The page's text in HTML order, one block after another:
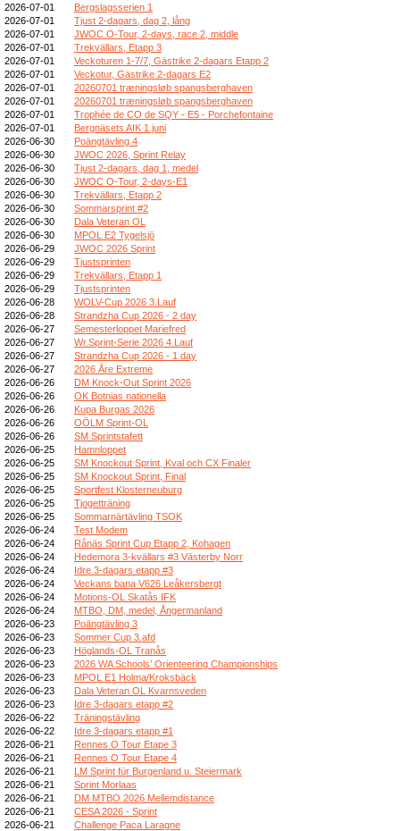
2026-07-01
Bergslagsserien 1
2026-07-01
Tjust 2-dagars, dag 2, lång
2026-07-01
JWOC O-Tour, 2-days, race 2, middle
2026-07-01
Trekvällars, Etapp 3
2026-07-01
Veckoturen 1-7/7, Gästrike 2-dagars Etapp 2
2026-07-01
Veckotur, Gästrike 2-dagars E2
2026-07-01
20260701 træningsløb spangsberghaven
2026-07-01
20260701 træningsløb spangsberghaven
2026-07-01
Trophée de CO de SQY - E5 - Porchefontaine
2026-07-01
Bergnäsets AIK 1 juni
2026-06-30
Poängtävling 4
2026-06-30
JWOC 2026, Sprint Relay
2026-06-30
Tjust 2-dagars, dag 1, medel
2026-06-30
JWOC O-Tour, 2-days-E1
2026-06-30
Trekvällars, Etapp 2
2026-06-30
Sommarsprint #2
2026-06-30
Dala Veteran OL
2026-06-30
MPOL E2 Tygelsjö
2026-06-29
JWOC 2026 Sprint
2026-06-29
Tjustsprinten
2026-06-29
Trekvällars, Etapp 1
2026-06-29
Tjustsprinten
2026-06-28
WOLV-Cup 2026 3.Lauf
2026-06-28
Strandzha Cup 2026 - 2 day
2026-06-27
Semesterloppet Mariefred
2026-06-27
Wr.Sprint-Serie 2026 4.Lauf
2026-06-27
Strandzha Cup 2026 - 1 day
2026-06-27
2026 Åre Extreme
2026-06-26
DM Knock-Out Sprint 2026
2026-06-26
OK Botnias nationella
2026-06-26
Kupa Burgas 2026
2026-06-26
OÖLM Sprint-OL
2026-06-26
SM Sprintstafett
2026-06-25
Hamnloppet
2026-06-25
SM Knockout Sprint, Kval och CX Finaler
2026-06-25
SM Knockout Sprint, Final
2026-06-25
Sportfest Klosterneuburg
2026-06-25
Tjogetträning
2026-06-25
Sommarnärtävling TSOK
2026-06-24
Test Modem
2026-06-24
Rånäs Sprint Cup Etapp 2, Kohagen
2026-06-24
Hedemora 3-kvällars #3 Västerby Norr
2026-06-24
Idre 3-dagars etapp #3
2026-06-24
Veckans bana V626 Leåkersbergt
2026-06-24
Motions-OL Skatås IFK
2026-06-24
MTBO, DM, medel, Ångermanland
2026-06-23
Poängtävling 3
2026-06-23
Sommer Cup 3.afd
2026-06-23
Höglands-OL Tranås
2026-06-23
2026 WA Schools’ Orienteering Championships
2026-06-23
MPOL E1 Holma/Kroksbäck
2026-06-23
Dala Veteran OL Kvarnsveden
2026-06-23
Idre 3-dagars etapp #2
2026-06-22
Träningstävling
2026-06-22
Idre 3-dagars etapp #1
2026-06-21
Rennes O Tour Etape 3
2026-06-21
Rennes O Tour Etape 4
2026-06-21
LM Sprint für Burgenland u. Steiermark
2026-06-21
Sprint Morlaas
2026-06-21
DM MTBO 2026 Mellemdistance
2026-06-21
CESA 2026 - Sprint
2026-06-21
Challenge Paca Laragne